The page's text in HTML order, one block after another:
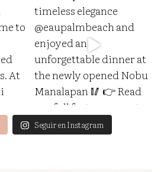
Seguir en Instagram